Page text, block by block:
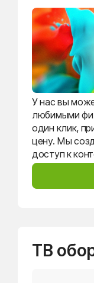
У нас вы
любимыми
один клик,
цену. Мы
доступ к
ТВ